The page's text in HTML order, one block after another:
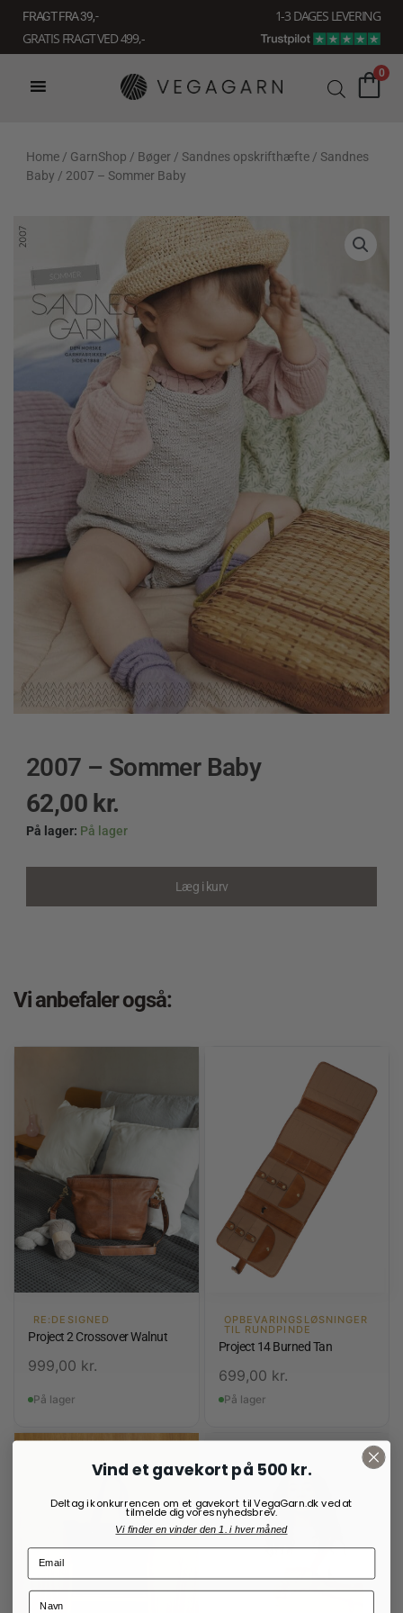
indholdet
FRAGT FRA 39, -
1-3 DAGES LEVERING
GRATIS FRAGT VED 499,-
0
Home / GarnShop / Bøger / Sandnes opskrifthæfte / Sandnes
Baby / 2007 – Sommer Baby
2007 – Sommer Baby
62,00 kr.
På lager: På lager
Læg i kurv
Vi anbefaler også:
RE:DESIGNED
Project 2 Crossover Walnut
999,00 kr.
På lager
OPBEVARINGSLØSNINGER
TIL RUNDPINDE
Project 14 Burned Tan
699,00 kr.
På lager
Vind et gavekort på 500 kr.
Deltag i konkurrencen om et gavekort til VegaGarn.dk ved at
tilmelde dig vores nyhedsbrev.
Vi finder en vinder den 1. i hver måned